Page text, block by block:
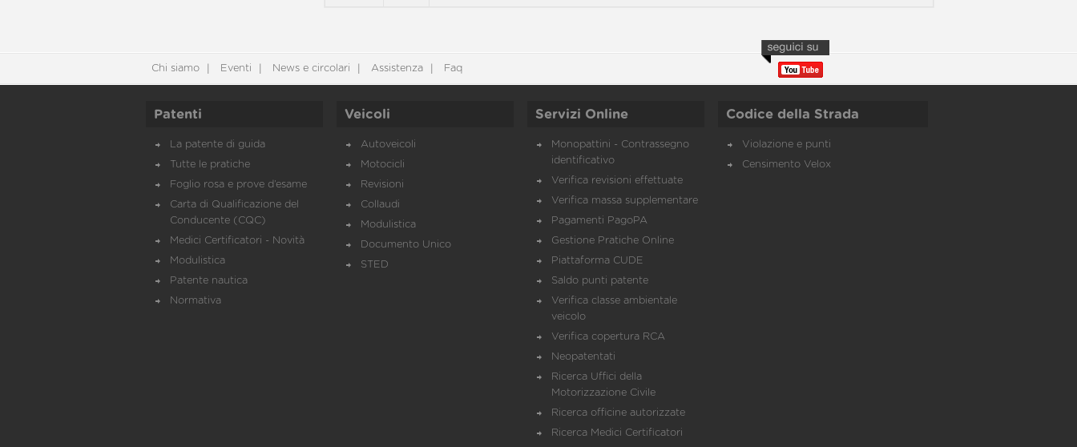
Chi siamo Eventi News e circolari Assistenza Faq
Patenti
La patente di guida
Tutte le pratiche
Foglio rosa e prove d’esame
Carta di Qualificazione del
Conducente (CQC)
Medici Certificatori - Novità
Modulistica
Patente nautica
Normativa
Veicoli
Autoveicoli
Motocicli
Revisioni
Collaudi
Modulistica
Documento Unico
STED
Servizi Online
Monopattini - Contrassegno
identificativo
Verifica revisioni effettuate
Verifica massa supplementare
Pagamenti PagoPA
Gestione Pratiche Online
Piattaforma CUDE
Saldo punti patente
Verifica classe ambientale
veicolo
Verifica copertura RCA
Neopatentati
Ricerca Uffici della
Motorizzazione Civile
Ricerca officine autorizzate
Ricerca Medici Certificatori
Codice della Strada
Violazione e punti
Censimento Velox